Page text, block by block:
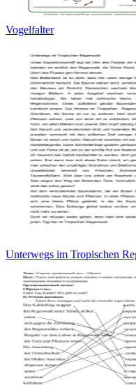
Vogelfalter
Unterwegs im Tropischen